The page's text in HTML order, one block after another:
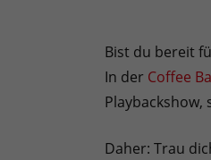
Bist du bereit
In der Coffee
Daher: Trau